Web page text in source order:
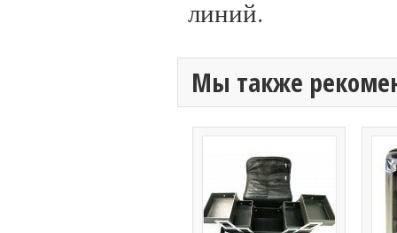
линий.
Мы также